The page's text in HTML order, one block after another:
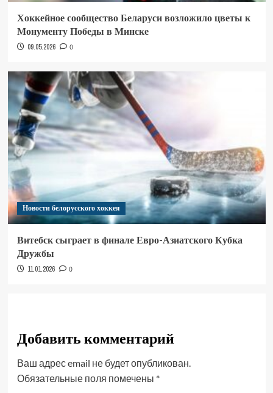
Хоккейное сообщество Беларуси возложило цветы к
Монументу Победы в Минске
09.05.2026 0
Новости белорусского хоккея
Витебск сыграет в финале Евро-Азиатского Кубка
Дружбы
11.01.2026 0
Добавить комментарий
Ваш адрес email не будет опубликован.
Обязательные поля помечены *